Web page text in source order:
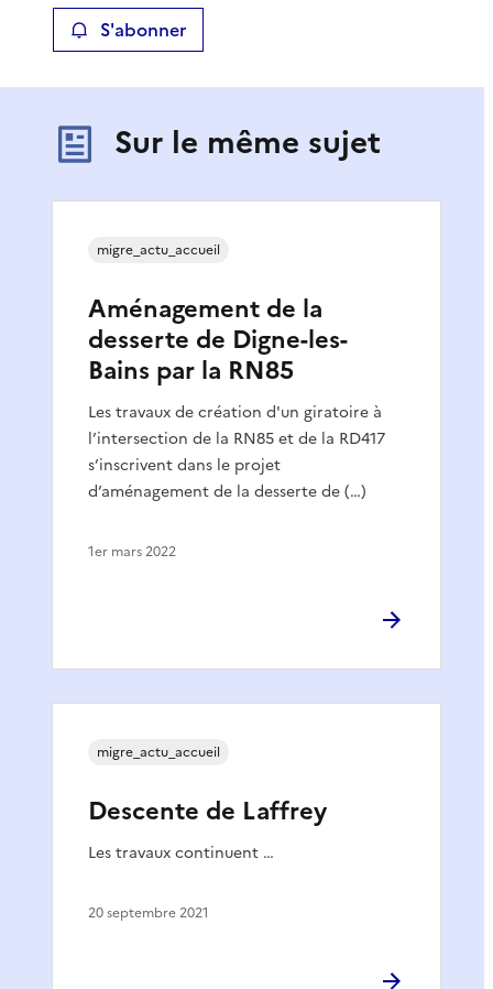
S'abonner
Sur le même sujet
Aménagement de la
desserte de Digne-les-
Bains par la RN85
Les travaux de création d'un giratoire à
l’intersection de la RN85 et de la RD417
s’inscrivent dans le projet
d’aménagement de la desserte de (…)
migre_actu_accueil
1er mars 2022
Descente de Laffrey
Les travaux continuent …
migre_actu_accueil
20 septembre 2021